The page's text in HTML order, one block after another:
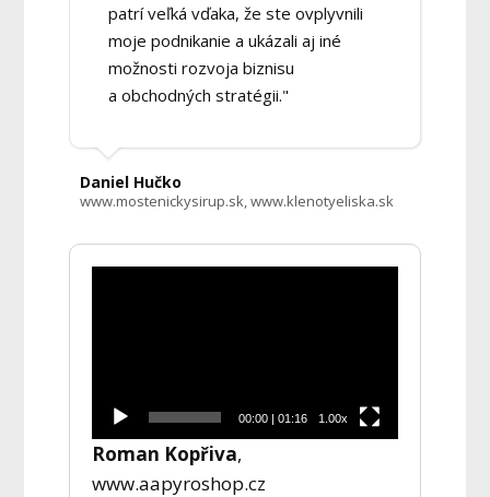
patrí veľká vďaka, že ste ovplyvnili
moje podnikanie a ukázali aj iné
možnosti rozvoja biznisu
a obchodných stratégii."
Daniel Hučko
www.mostenickysirup.sk, www.klenotyeliska.sk
00:00 |01:16 1.00x
Roman Kopřiva,
www.aapyroshop.cz